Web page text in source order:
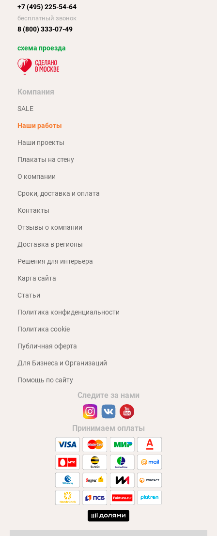
+7 (495) 225-54-64
бесплатный звонок
8 (800) 333-07-49
схема проезда
Компания
SALE
Наши работы
Наши проекты
Плакаты на стену
О компании
Сроки, доставка и оплата
Контакты
Отзывы о компании
Доставка в регионы
Решения для интерьера
Карта сайта
Статьи
Политика конфиденциальности
Политика cookie
Публичная оферта
Для Бизнеса и Организаций
Помощь по сайту
Следите за нами
Принимаем оплаты